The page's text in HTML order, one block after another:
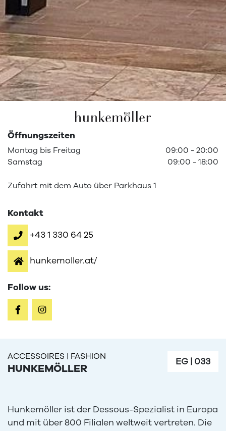
Öffnungszeiten
Montag bis Freitag 09:00 - 20:00
Samstag
09:00 - 18:00
Zufahrt mit dem Auto über Parkhaus 1
Kontakt
+43 1 330 64 25
hunkemoller.at/
Follow us:
ACCESSOIRES | FASHION
HUNKEMÖLLER EG | 033
Hunkemöller ist der Dessous-Spezialist in Europa
und mit über 800 Filialen weltweit vertreten. Die